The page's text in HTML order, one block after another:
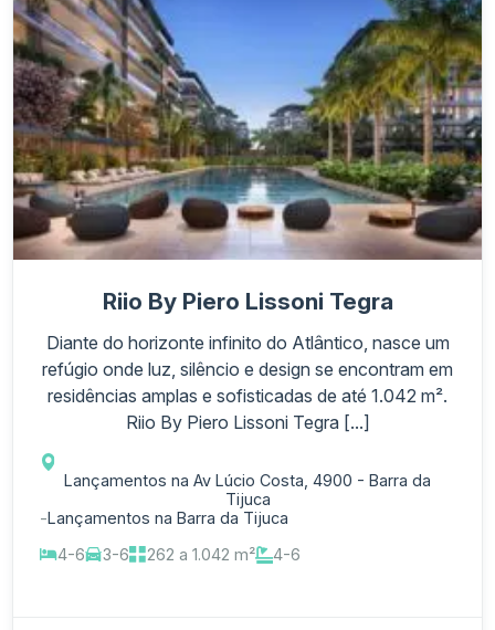
Riio By Piero Lissoni Tegra
Diante do horizonte infinito do Atlântico, nasce um
refúgio onde luz, silêncio e design se encontram em
residências amplas e sofisticadas de até 1.042 m².
Riio By Piero Lissoni Tegra [...]
Lançamentos na Av Lúcio Costa, 4900 - Barra da
Tijuca
-Lançamentos na Barra da Tijuca
4-6
3-6 262 a 1.042 m² 4-6